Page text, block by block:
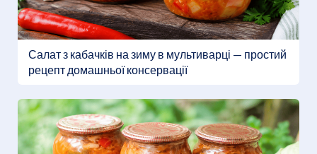
Салат з кабачків на зиму в мультиварці — простий
рецепт домашньої консервації